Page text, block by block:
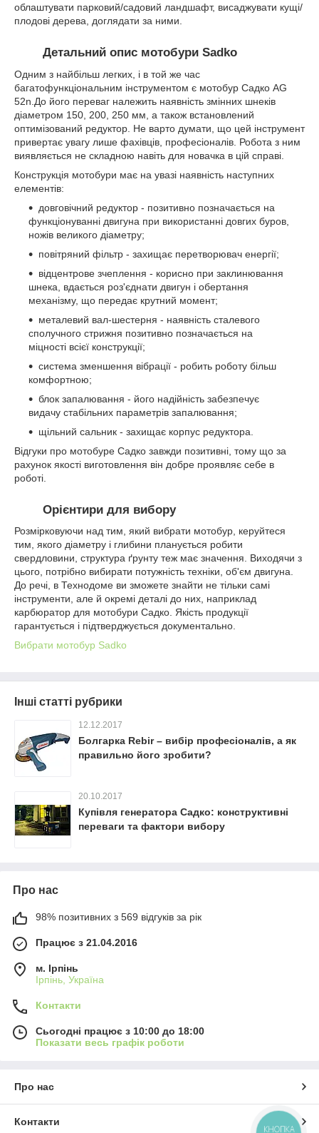
облаштувати парковий/садовий ландшафт, висаджувати кущі/
плодові дерева, доглядати за ними.
Детальний опис мотобури Sadko
Одним з найбільш легких, і в той же час
багатофункціональним інструментом є мотобур Садко AG
52n.До його переваг належить наявність змінних шнеків
діаметром 150, 200, 250 мм, а також встановлений
оптимізований редуктор. Не варто думати, що цей інструмент
привертає увагу лише фахівців, професіоналів. Робота з ним
виявляється не складною навіть для новачка в цій справі.
Конструкція мотобури має на увазі наявність наступних
елементів:
довговічний редуктор - позитивно позначається на
функціонуванні двигуна при використанні довгих буров,
ножів великого діаметру;
повітряний фільтр - захищає перетворювач енергії;
відцентрове зчеплення - корисно при заклинювання
шнека, вдається роз'єднати двигун і обертання
механізму, що передає крутний момент;
металевий вал-шестерня - наявність сталевого
сполучного стрижня позитивно позначається на
міцності всієї конструкції;
система зменшення вібрації - робить роботу більш
комфортною;
блок запалювання - його надійність забезпечує
видачу стабільних параметрів запалювання;
щільний сальник - захищає корпус редуктора.
Відгуки про мотобуре Садко завжди позитивні, тому що за
рахунок якості виготовлення він добре проявляє себе в
роботі.
Орієнтири для вибору
Розмірковуючи над тим, який вибрати мотобур, керуйтеся
тим, якого діаметру і глибини планується робити
свердловини, структура ґрунту теж має значення. Виходячи з
цього, потрібно вибирати потужність техніки, об'єм двигуна.
До речі, в Технодоме ви зможете знайти не тільки самі
інструменти, але й окремі деталі до них, наприклад
карбюратор для мотобури Садко. Якість продукції
гарантується і підтверджується документально.
Вибрати мотобур Sadko
Інші статті рубрики
12.12.2017
Болгарка Rebir – вибір професіоналів, а як
правильно його зробити?
20.10.2017
Купівля генератора Садко: конструктивні
переваги та фактори вибору
Про нас
98% позитивних з 569 відгуків за рік
Працює з 21.04.2016
м. Ірпінь
Ірпінь, Україна
Контакти
Сьогодні працює з 10:00 до 18:00
Показати весь графік роботи
Про нас
Контакти
КНОПКА